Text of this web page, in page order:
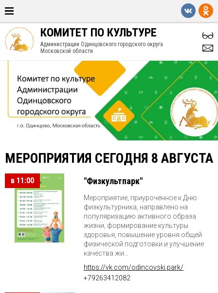
КОМИТЕТ ПО КУЛЬТУРЕ
Администрации Одинцовского городского округа
Московской области
МЕРОПРИЯТИЯ СЕГОДНЯ 8 АВГУСТА
в 11:00 "Физкультпарк"
Мероприятие, приуроченное к Дню
физкультурника, направлено на
популяризацию активного образа
жизни, формирование культуры
здоровья, повышение уровня общей
физической подготовки и улучшение
качества жи...
https://vk.com/odincovski.park/
+79263412082